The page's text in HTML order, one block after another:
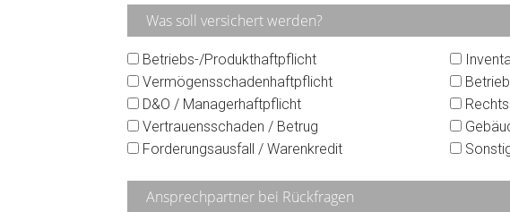
Was soll versichert werden?
Gewünschter Versicherungsschutz
Betriebs-/Produkthaftpflicht
Vermögensschadenhaftpflicht
D&O / Managerhaftpflicht
Vertrauensschaden / Betrug
Forderungsausfall / Warenkredit
Ansprechpartner bei Rückfragen